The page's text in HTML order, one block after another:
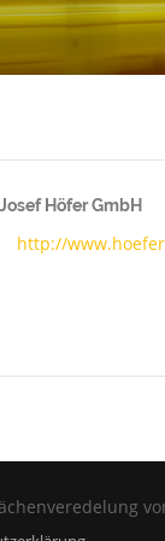
Josef Höfer GmbH
http://